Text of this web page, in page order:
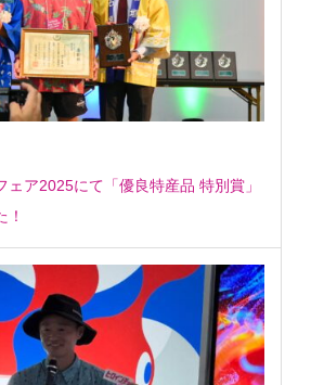
ェア2025にて「優良特産品 特別賞」
！